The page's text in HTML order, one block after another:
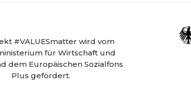
#VALUESmatter wird vom
für Wirtschaft und
dem Europäischen Sozialfons
Plus gefördert.